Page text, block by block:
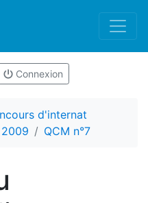
Connexion
d'internat
QCM n°7